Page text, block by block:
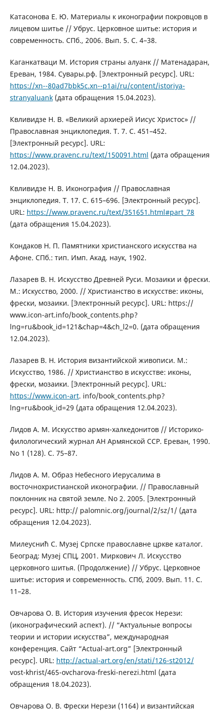
Катасонова E. Ю. Материалы к иконографии покровцов в
лицевом шитье // Убрус. Церковное шитье: история и
современность. СПб., 2006. Вып. 5. С. 4–38.
Каганкатваци М. История страны алуанк // Матенадаран,
Ереван, 1984. Сувары.рф. [Электронный ресурс]. URL:
https://xn--80ad7bbk5c.xn--p1ai/ru/content/istoriya-
stranyaluank(дата обращения 15.04.2023).
Квливидзе Н. В. «Великий архиерей Иисус Христос» //
Православная энциклопедия. Т. 7. С. 451–452.
[Электронный ресурс]. URL:
https://www.pravenc.ru/text/150091.html (дата обращения
12.04.2023).
Квливидзе Н. В. Иконография // Православная
энциклопедия. Т. 17. С. 615–696. [Электронный ресурс].
URL: https://www.pravenc.ru/text/351651.html#part_78
(дата обращения 15.04.2023).
Кондаков Н. П. Памятники христианского искусства на
Афоне. СПб.: тип. Имп. Акад. наук, 1902.
Лазарев В. Н. Искусство Древней Руси. Мозаики и фрески.
М.: Искусство, 2000. // Христианство в искусстве: иконы,
фрески, мозаики. [Электронный ресурс]. URL: https://
www.icon-art.info/book_contents.php?
lng=ru&book_id=121&chap=4&ch_l2=0. (дата обращения
12.04.2023).
Лазарев В. Н. История византийской живописи. М.:
Искусство, 1986. // Христианство в искусстве: иконы,
фрески, мозаики. [Электронный ресурс]. URL:
https://www.icon-art. info/book_contents.php?
lng=ru&book_id=29 (дата обращения 12.04.2023).
Лидов А. М. Искусство армян-халкедонитов // Историко-
филологический журнал АН Армянской ССР. Ереван, 1990.
No 1 (128). С. 75–87.
Лидов A. M. Образ Небесного Иерусалима в
восточнохристианской иконографии. // Православный
поклонник на святой земле. No 2. 2005. [Электронный
ресурс]. URL: http:// palomnic.org/journal/2/sz/1/ (дата
обращения 12.04.2023).
Милеуснић С. Музеј Српске православне цркве каталог.
Београд: Музеј СПЦ, 2001. Миркович Л. Искусство
церковного шитья. (Продолжение) // Убрус. Церковное
шитье: история и современность. СПб, 2009. Вып. 11. С.
11–28.
Овчарова О. В. История изучения фресок Нерези:
(иконографический аспект). // “Актуальные вопросы
теории и истории искусства”, международная
конференция. Сайт “Actual-art.org” [Электронный
ресурс]. URL: http://actual-art.org/en/stati/126-st2012/
vost-khrist/465-ovcharova-freski-nerezi.html (дата
обращения 18.04.2023).
Овчарова О. В. Фрески Нерези (1164) и византийская